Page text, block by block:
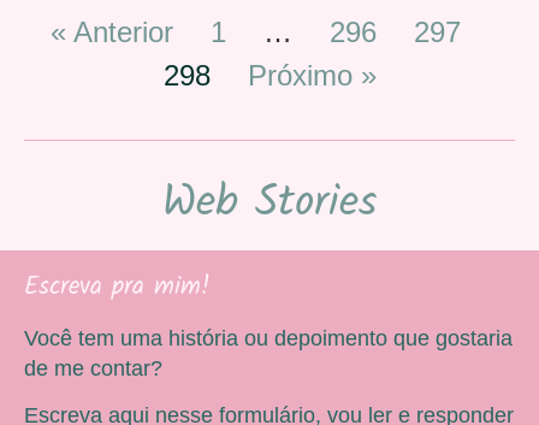
« Anterior 1 … 296
297
298
Próximo »
Web Stories
Escreva pra mim!
Você tem uma história ou depoimento que gostaria
de me contar?
Escreva aqui nesse formulário, vou ler e responder